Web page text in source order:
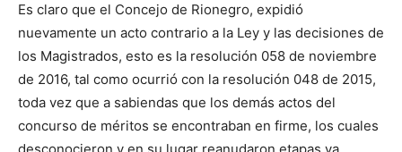
Es claro que el Concejo de Rionegro, expidió
nuevamente un acto contrario a la Ley y las decisiones de
los Magistrados, esto es la resolución 058 de noviembre
de 2016, tal como ocurrió con la resolución 048 de 2015,
toda vez que a sabiendas que los demás actos del
concurso de méritos se encontraban en firme, los cuales